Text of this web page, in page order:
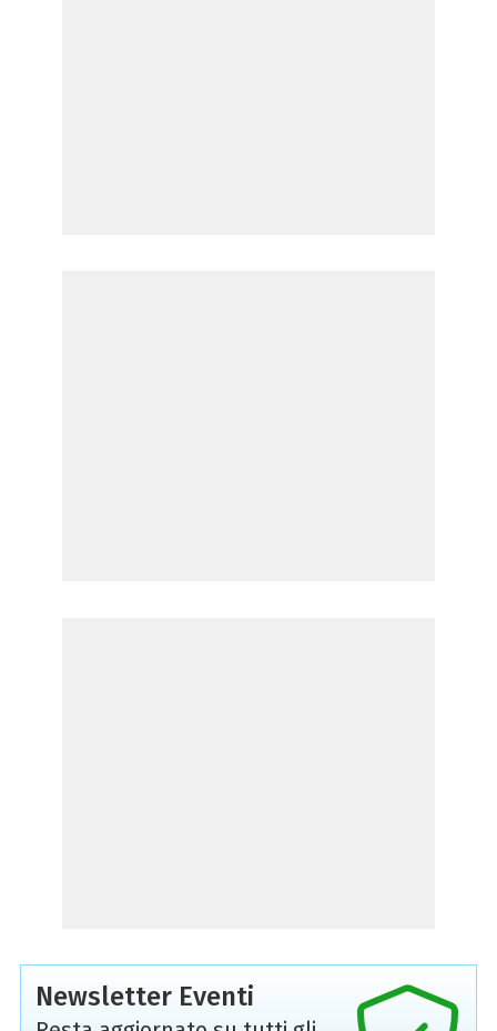
Newsletter Eventi